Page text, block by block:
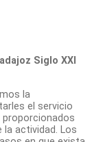
Siglo XXI
la
el servicio
actividad. Los